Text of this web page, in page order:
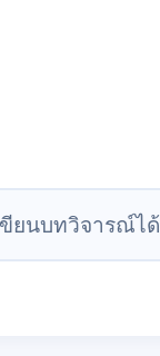
ยนบทวิจารณ์ได้